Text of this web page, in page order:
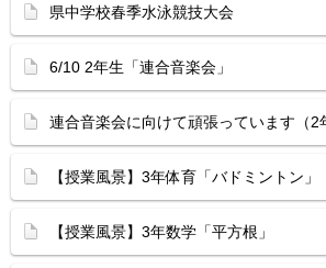
県中学校春季水泳競技大会
6/10 2年生「連合音楽会」
連合音楽会に向けて頑張っています（2
【授業風景】3年体育「バドミントン」
【授業風景】3年数学「平方根」